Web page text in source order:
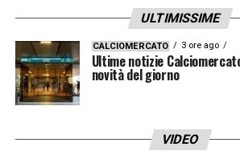
ULTIMISSIME
CALCIOMERCATO 3 ore ago
Ultime notizie
novità del giorno
VIDEO